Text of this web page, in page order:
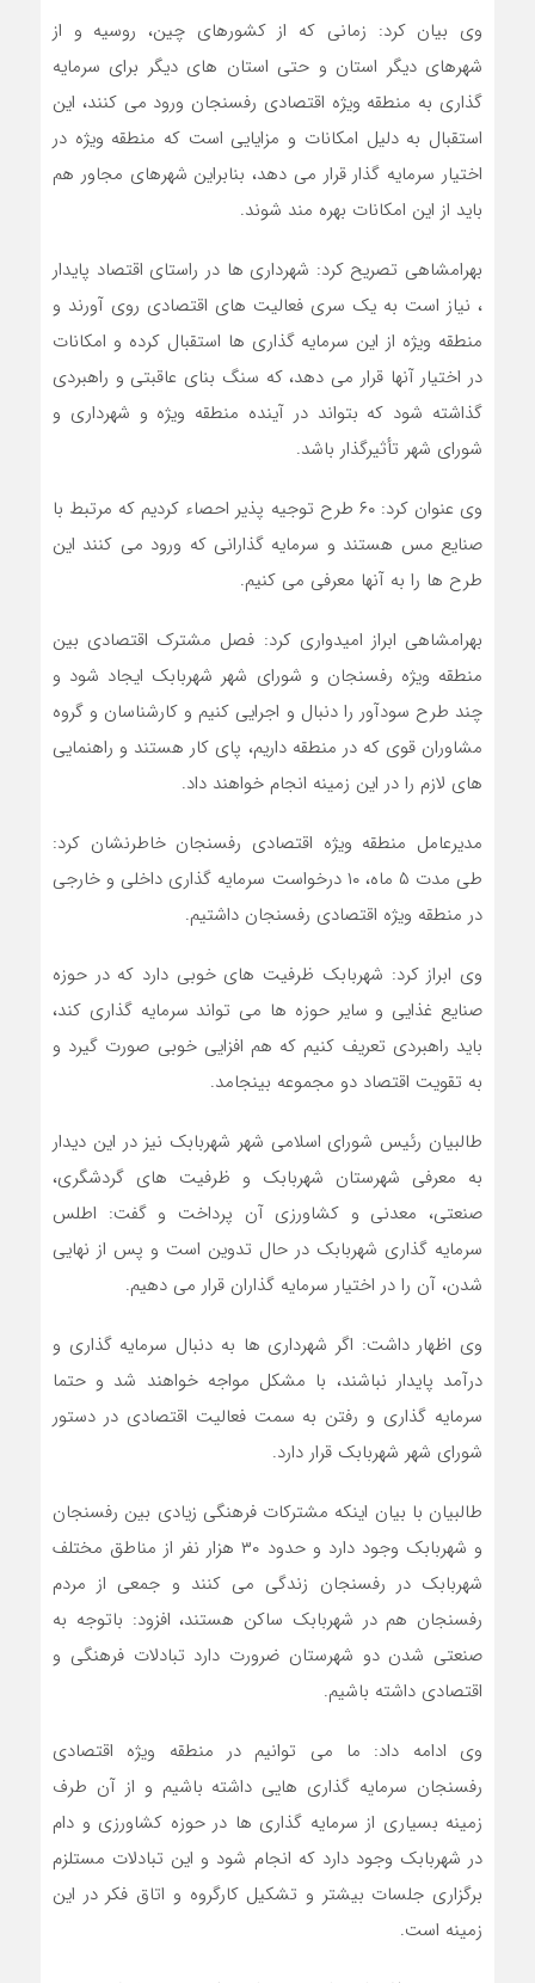
وی بیان کرد: زمانی که از کشورهای چین، روسیه و از
شهرهای دیگر استان و حتی استان های دیگر برای سرمایه
گذاری به منطقه ویژه اقتصادی رفسنجان ورود می کنند، این
استقبال به دلیل امکانات و مزایایی است که منطقه ویژه در
اختیار سرمایه گذار قرار می دهد، بنابراین شهرهای مجاور هم
باید از این امکانات بهره مند شوند.
بهرامشاهی تصریح کرد: شهرداری ها در راستای اقتصاد پایدار
، نیاز است به یک سری فعالیت های اقتصادی روی آورند و
منطقه ویژه از این سرمایه گذاری ها استقبال کرده و امکانات
در اختیار آنها قرار می دهد، که سنگ بنای عاقبتی و راهبردی
گذاشته شود که بتواند در آینده منطقه ویژه و شهرداری و
شورای شهر تأثیرگذار باشد.
وی عنوان کرد: ۶۰ طرح توجیه پذیر احصاء کردیم که مرتبط با
صنایع مس هستند و سرمایه گذارانی که ورود می کنند این
طرح ها را به آنها معرفی می کنیم.
بهرامشاهی ابراز امیدواری کرد: فصل مشترک اقتصادی بین
منطقه ویژه رفسنجان و شورای شهر شهربابک ایجاد شود و
چند طرح سودآور را دنبال و اجرایی کنیم و کارشناسان و گروه
مشاوران قوی که در منطقه داریم، پای کار هستند و راهنمایی
های لازم را در این زمینه انجام خواهند داد.
مدیرعامل منطقه ویژه اقتصادی رفسنجان خاطرنشان کرد:
طی مدت ۵ ماه، ۱۰ درخواست سرمایه گذاری داخلی و خارجی
در منطقه ویژه اقتصادی رفسنجان داشتیم.
وی ابراز کرد: شهربابک ظرفیت های خوبی دارد که در حوزه
صنایع غذایی و سایر حوزه ها می تواند سرمایه گذاری کند،
باید راهبردی تعریف کنیم که هم افزایی خوبی صورت گیرد و
به تقویت اقتصاد دو مجموعه بینجامد.
طالبیان رئیس شورای اسلامی شهر شهربابک نیز در این دیدار
به معرفی شهرستان شهربابک و ظرفیت های گردشگری،
صنعتی، معدنی و کشاورزی آن پرداخت و گفت: اطلس
سرمایه گذاری شهربابک در حال تدوین است و پس از نهایی
شدن، آن را در اختیار سرمایه گذاران قرار می دهیم.
وی اظهار داشت: اگر شهرداری ها به دنبال سرمایه گذاری و
درآمد پایدار نباشند، با مشکل مواجه خواهند شد و حتما
سرمایه گذاری و رفتن به سمت فعالیت اقتصادی در دستور
شورای شهر شهربابک قرار دارد.
طالبیان با بیان اینکه مشترکات فرهنگی زیادی بین رفسنجان
و شهربابک وجود دارد و حدود ۳۰ هزار نفر از مناطق مختلف
شهربابک در رفسنجان زندگی می کنند و جمعی از مردم
رفسنجان هم در شهربابک ساکن هستند، افزود: باتوجه به
صنعتی شدن دو شهرستان ضرورت دارد تبادلات فرهنگی و
اقتصادی داشته باشیم.
وی ادامه داد: ما می توانیم در منطقه ویژه اقتصادی
رفسنجان سرمایه گذاری هایی داشته باشیم و از آن طرف
زمینه بسیاری از سرمایه گذاری ها در حوزه کشاورزی و دام
در شهربابک وجود دارد که انجام شود و این تبادلات مستلزم
برگزاری جلسات بیشتر و تشکیل کارگروه و اتاق فکر در این
زمینه است.